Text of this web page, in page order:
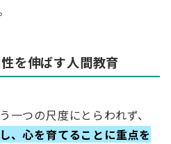
を伸ばす人間教育
一つの尺度にとらわれず、
、心を育てることに重点を